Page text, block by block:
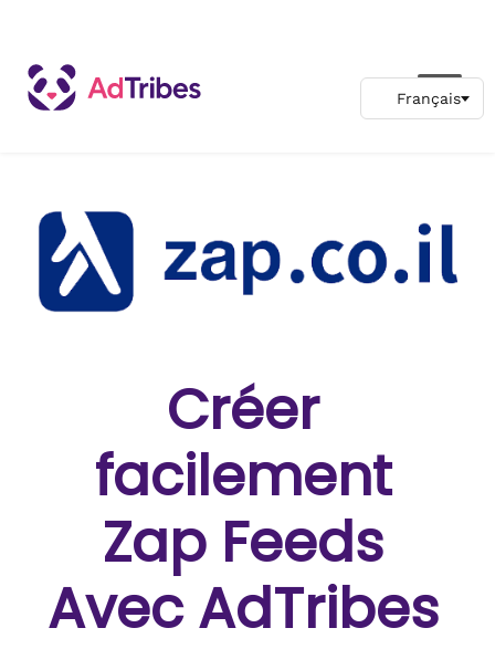
Créer
facilement
Zap Feeds
Avec AdTribes